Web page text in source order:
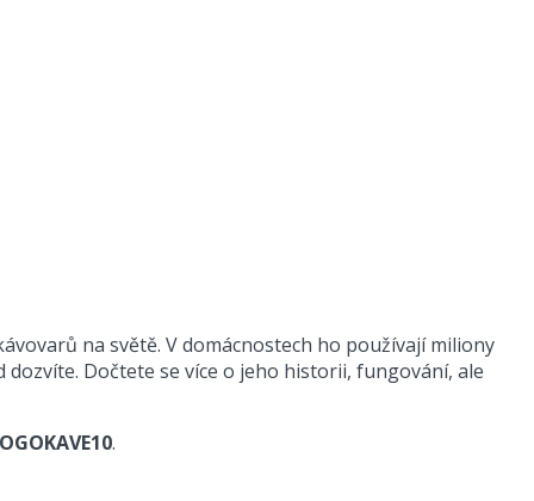
na světě. V domácnostech ho používají miliony
dozvíte. Dočtete se více o jeho historii, fungování, ale
.